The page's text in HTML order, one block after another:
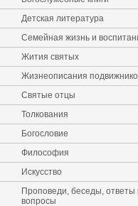
Детская литература
Семейная жизнь и
Жития святых
Жизнеописания
Святые отцы
Толкования
Богословие
Философия
Искусство
Проповеди, беседы, ответы
вопросы